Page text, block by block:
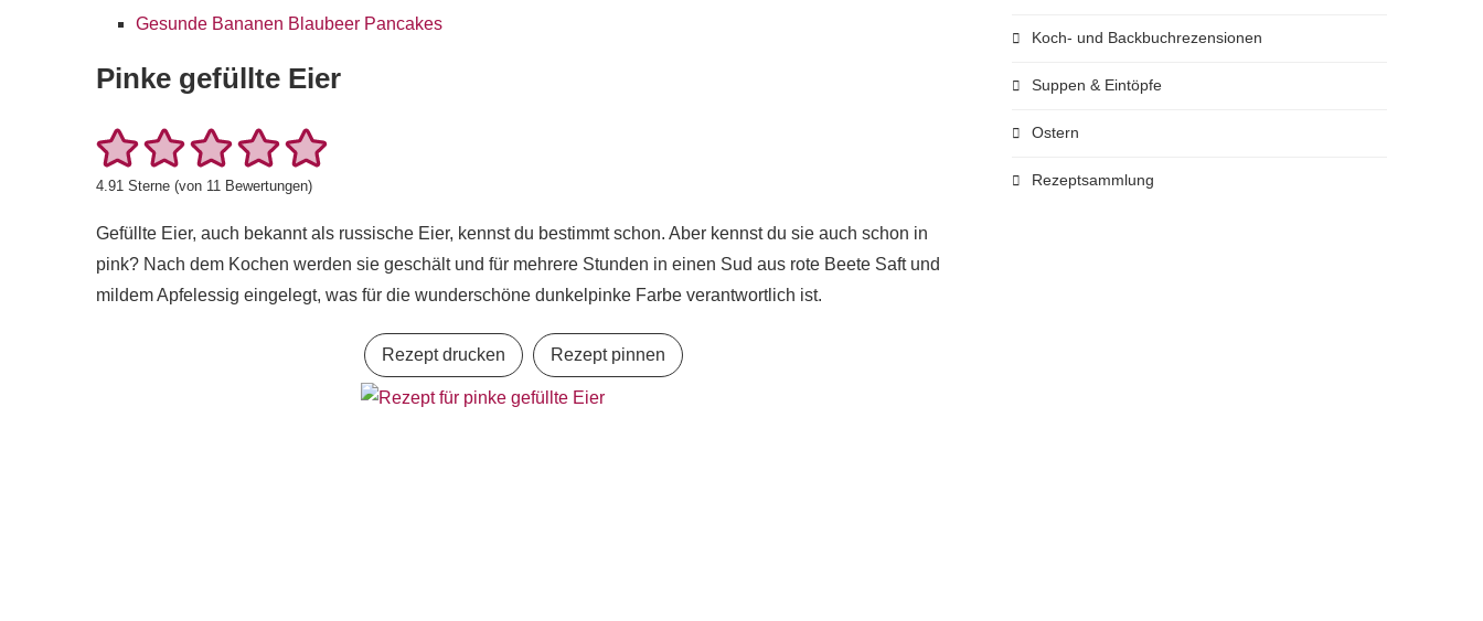
Gesunde Bananen Blaubeer Pancakes
Pinke gefüllte Eier
4.91 Sterne (von 11 Bewertungen)
Gefüllte Eier, auch bekannt als russische Eier, kennst du bestimmt schon. Aber kennst du sie auch schon in
pink? Nach dem Kochen werden sie geschält und für mehrere Stunden in einen Sud aus rote Beete Saft und
mildem Apfelessig eingelegt, was für die wunderschöne dunkelpinke Farbe verantwortlich ist.
Rezept drucken Rezept pinnen
Koch- und Backbuchrezensionen
Suppen & Eintöpfe
Ostern
Rezeptsammlung